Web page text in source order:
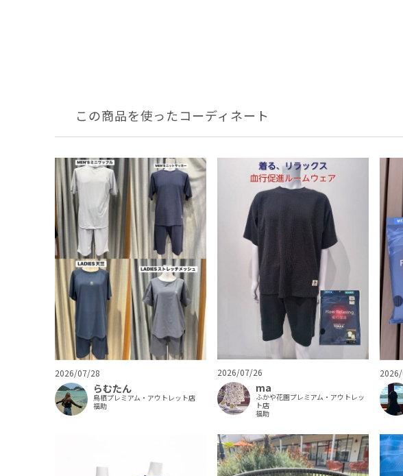
この商品を使ったコーディネート
2026/07/28
らむたん
鳥栖プレミアム・アウトレット店
福助
2026/07/26
ma
ふかや花園プレミアム・アウトレッ
ト店
福助